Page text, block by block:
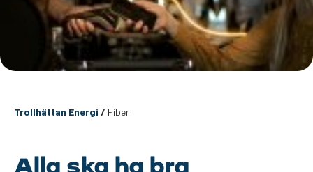
Trollhättan Energi / Fiber
Alla ska ha bra